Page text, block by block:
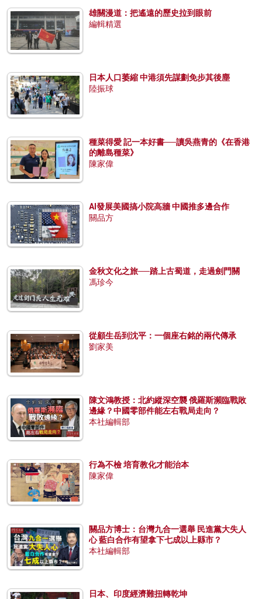
雄關漫道：把遙遠的歷史拉到眼前
編輯精選
日本人口萎縮 中港須先謀劃免步其後塵
陸振球
種菜得愛 記一本好書──讀吳燕青的《在香港
的離島種菜》
陳家偉
AI發展美國搞小院高牆 中國推多邊合作
關品方
金秋文化之旅──踏上古蜀道，走過劍門關
馮珍今
從顧生岳到沈平：一個座右銘的兩代傳承
劉家美
陳文鴻教授：北約縱深空襲 俄羅斯瀕臨戰敗
邊緣？中國零部件能左右戰局走向？
本社編輯部
行為不檢 培育教化才能治本
陳家偉
關品方博士：台灣九合一選舉 民進黨大失人
心 藍白合作有望拿下七成以上縣市？
本社編輯部
日本、印度經濟難扭轉乾坤